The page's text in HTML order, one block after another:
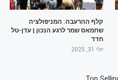
קלף ההרעבה: המניפולציה
שחמאס שמר לרגע הנכון | עדן-טל
חדד
יולי 31, 2025